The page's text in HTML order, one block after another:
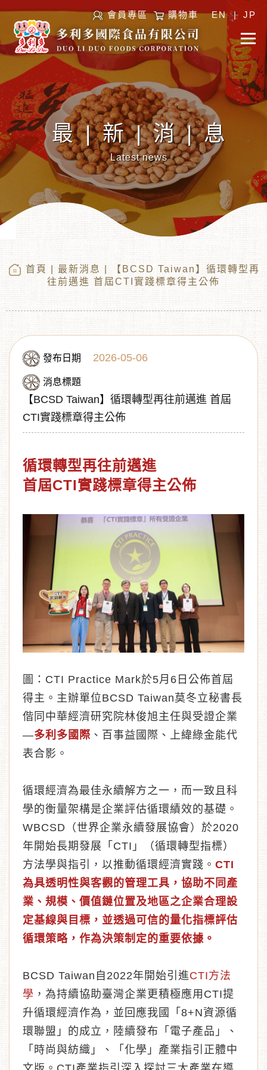
會員專區 購物車 EN | JP
最|新|消|息
Latest news
首頁 最新消息
| 【BCSD Taiwan】循環轉型再
往前邁進 首屆CTI實踐標章得主公佈
發布日期 2026-05-06
消息標題
【BCSD Taiwan】循環轉型再往前邁進 首屆
CTI實踐標章得主公佈
循環轉型再往前邁進
首屆CTI實踐標章得主公佈
圖：CTI Practice Mark於5月6日公佈首屆
得主。主辦單位BCSD Taiwan莫冬立秘書長
偕同中華經濟研究院林俊旭主任與受證企業
—多利多國際 、百事益國際、上緯綠金能代
表合影。
循環經濟為最佳永續解方之一，而一致且科
學的衡量架構是企業評估循環績效的基礎。
WBCSD（世界企業永續發展協會）於2020
年開始長期發展「CTI」（循環轉型指標）
方法學與指引，以推動循環經濟實踐。CTI
為具透明性與客觀的管理工具，協助不同產
業、規模、價值鏈位置及地區之企業合理設
定基線與目標，並透過可信的量化指標評估
循環策略，作為決策制定的重要依據。
BCSD Taiwan自2022年開始引進CTI方法
學 ，為持續協助臺灣企業更積極應用CTI提
升循環經濟作為，並回應我國「8+N資源循
環聯盟」的成立，陸續發布「電子產品」、
「時尚與紡織」、「化學」產業指引正體中